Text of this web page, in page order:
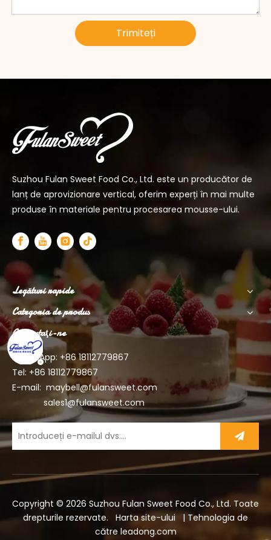
Trimiteți
Suzhou Fulan Sweet Food Co., Ltd. este un producător de
lanț de aprovizionare vertical, oferim experți în mai multe
produse în materiale pentru procesarea mousse-ului.
Legături rapide
Categoria de produs
Contactaţi-ne
WhatsApp: +8618112779867
Tel: +86 18112779867
E-mail: maybell@fulansweet.com
sales1@fulansweet.com
Copyright © 2026 Suzhou Fulan Sweet Food Co., Ltd. Toate
drepturile rezervate. Harta site-ului
| Tehnologia de
către leadong.com